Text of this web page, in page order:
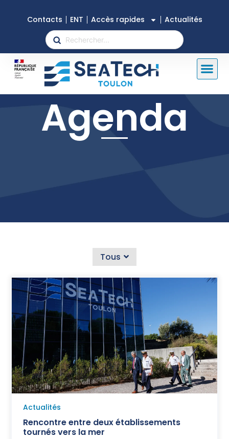
Contacts ENT Accès rapides Actualités
Agenda
Tous
Actualités
Rencontre entre deux établissements
tournés vers la mer